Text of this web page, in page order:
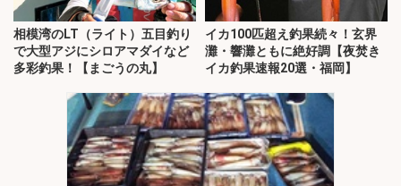
相模湾のLT（ライト）五目釣り
で大型アジにシロアマダイなど
多彩釣果！【まごうの丸】
イカ100匹超え釣果続々！玄界
灘・響灘ともに絶好調【夜焚き
イカ釣果速報20選・福岡】